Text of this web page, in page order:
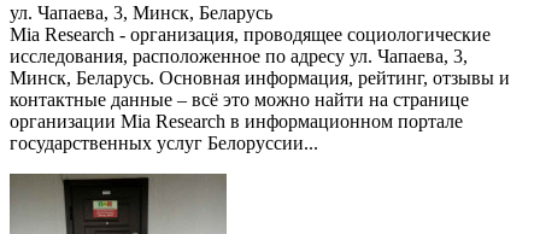
ул. Чапаева, 3, Минск, Беларусь
Mia Research - организация, проводящее социологические
исследования, расположенное по адресу ул. Чапаева, 3,
Минск, Беларусь. Основная информация, рейтинг, отзывы и
контактные данные – всё это можно найти на странице
организации Mia Research в информационном портале
государственных услуг Белоруссии...